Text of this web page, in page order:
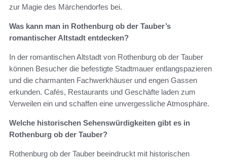
zur Magie des Märchendorfes bei.
Was kann man in Rothenburg ob der Tauber’s
romantischer Altstadt entdecken?
In der romantischen Altstadt von Rothenburg ob der Tauber
können Besucher die befestigte Stadtmauer entlangspazieren
und die charmanten Fachwerkhäuser und engen Gassen
erkunden. Cafés, Restaurants und Geschäfte laden zum
Verweilen ein und schaffen eine unvergessliche Atmosphäre.
Welche historischen Sehenswürdigkeiten gibt es in
Rothenburg ob der Tauber?
Rothenburg ob der Tauber beeindruckt mit historischen